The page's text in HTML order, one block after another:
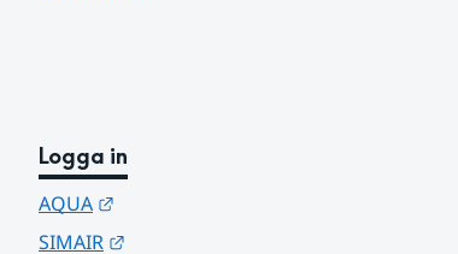
Logga in
AQUA
SIMAIR